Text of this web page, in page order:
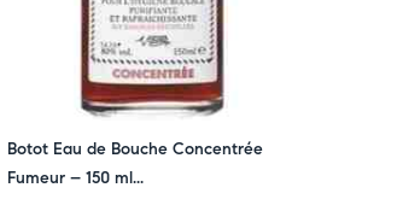
Botot Eau de Bouche Concentrée
Fumeur – 150 ml...